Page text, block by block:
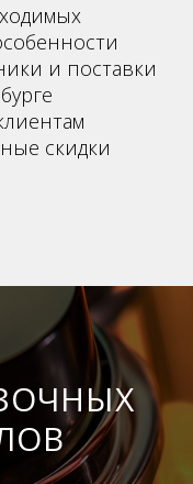
и поставки
скидки